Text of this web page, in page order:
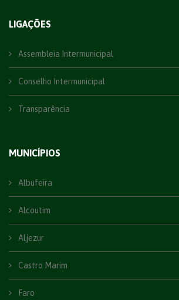
LIGAÇÕES
Assembleia Intermunicipal
Conselho Intermunicipal
Transparência
MUNICÍPIOS
Albufeira
Alcoutim
Aljezur
Castro Marim
Faro